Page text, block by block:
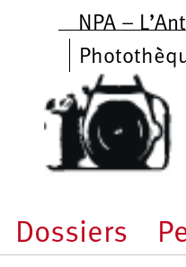
Aller au contenu
NPA –
Dossiers